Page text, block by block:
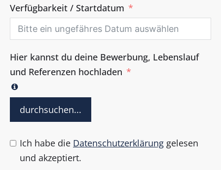
Verfügbarkeit / Startdatum
Hier kannst du deine Bewerbung, Lebenslauf
und Referenzen hochladen
durchsuchen...
Ich habe die Datenschutzerklärung gelesen
und akzeptiert.